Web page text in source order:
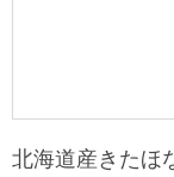
食の安全・安心へ
ギフト
マルチコピー機で
マルチコピー機で
コピー
宅配便
チケットサービス
企業理念
サステナビリティ
セブン＆アイ・ホ
北海道産きたほ